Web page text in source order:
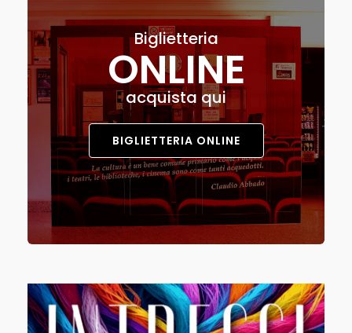
Biglietteria
ONLINE
acquista qui
BIGLIETTERIA ONLINE